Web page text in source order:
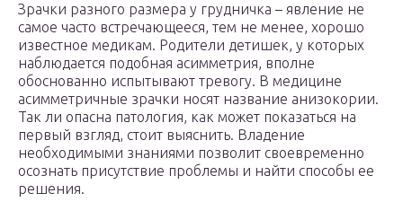
Зрачки разного размера у грудничка – явление не
самое часто встречающееся, тем не менее, хорошо
известное медикам. Родители детишек, у которых
наблюдается подобная асимметрия, вполне
обоснованно испытывают тревогу. В медицине
асимметричные зрачки носят название анизокории.
Так ли опасна патология, как может показаться на
первый взгляд, стоит выяснить. Владение
необходимыми знаниями позволит своевременно
осознать присутствие проблемы и найти способы ее
решения.